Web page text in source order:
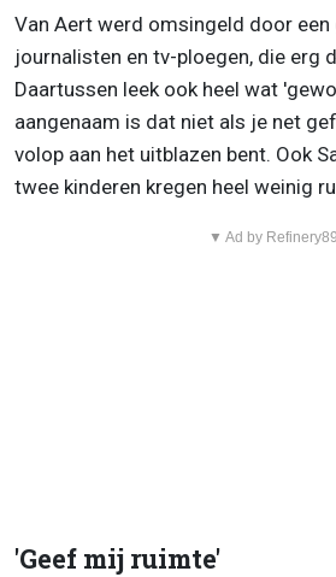
Van Aert werd omsingeld door
journalisten en tv-ploegen, die erg
Daartussen leek ook heel wat
aangenaam is dat niet als je net
volop aan het uitblazen bent. Ook
twee kinderen kregen heel weinig
▼ Ad by Refinery89
'Geef mij ruimte'